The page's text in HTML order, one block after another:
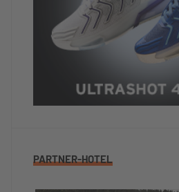
PARTNER-HOTEL